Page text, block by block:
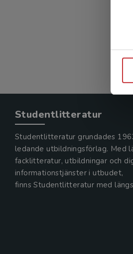
Studentlitteratur
Studentlitteratur grundades
ledande utbildningsförlag. Med
facklitteratur, utbildningar och
informationstjänster i utbudet,
finns Studentlitteratur med